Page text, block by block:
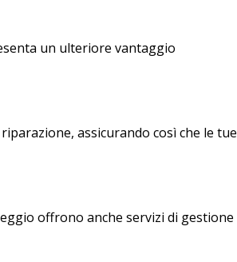
un ulteriore vantaggio
assicurando così che le tue
offrono anche servizi di gestione